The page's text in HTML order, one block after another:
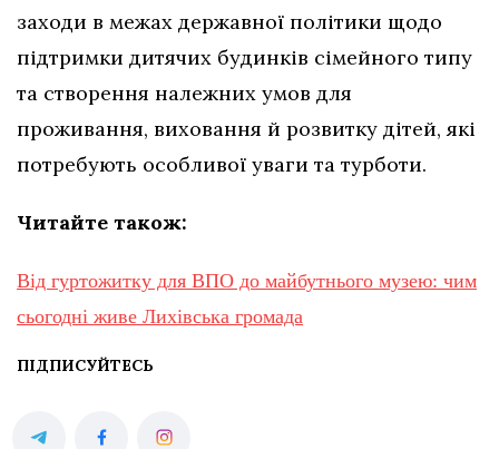
заходи в межах державної політики щодо
підтримки дитячих будинків сімейного типу
та створення належних умов для
проживання, виховання й розвитку дітей, які
потребують особливої уваги та турботи.
Читайте також:
Від гуртожитку для ВПО до майбутнього музею: чим
сьогодні живе Лихівська громада
ПІДПИСУЙТЕСЬ